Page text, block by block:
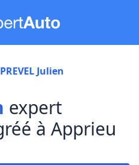
PREVEL Julien
expert
à Apprieu